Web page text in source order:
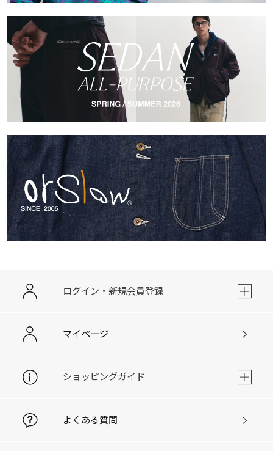
ログイン・新規会員登録
マイページ
ショッピングガイド
よくある質問